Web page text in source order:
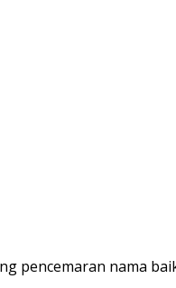
pencemaran nama